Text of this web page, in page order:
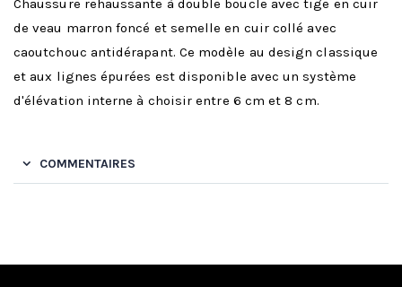
Chaussure rehaussante à double boucle avec tige en cuir
de veau marron foncé et semelle en cuir collé avec
caoutchouc antidérapant. Ce modèle au design classique
et aux lignes épurées est disponible avec un système
d'élévation interne à choisir entre 6 cm et 8 cm.
COMMENTAIRES